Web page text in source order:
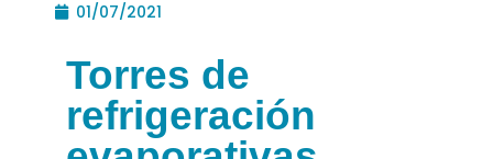
01/07/2021
Torres de
refrigeración